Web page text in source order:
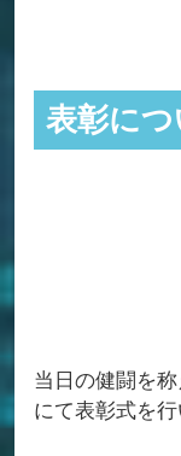
表彰につ
当日の健闘を
にて表彰式を行